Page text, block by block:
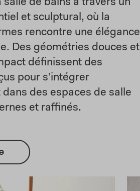
de bains à travers un
et sculptural, où la
rencontre une élégance
Des géométries douces et
définissent des
pour s’intégrer
des espaces de salle
et raffinés.